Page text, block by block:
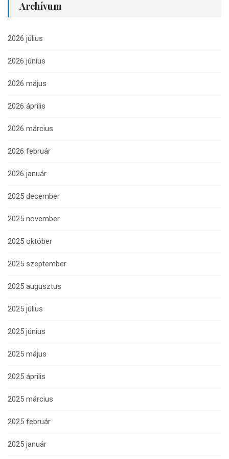
Archívum
2026 július
2026 június
2026 május
2026 április
2026 március
2026 február
2026 január
2025 december
2025 november
2025 október
2025 szeptember
2025 augusztus
2025 július
2025 június
2025 május
2025 április
2025 március
2025 február
2025 január